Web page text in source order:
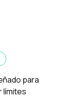
para
límites